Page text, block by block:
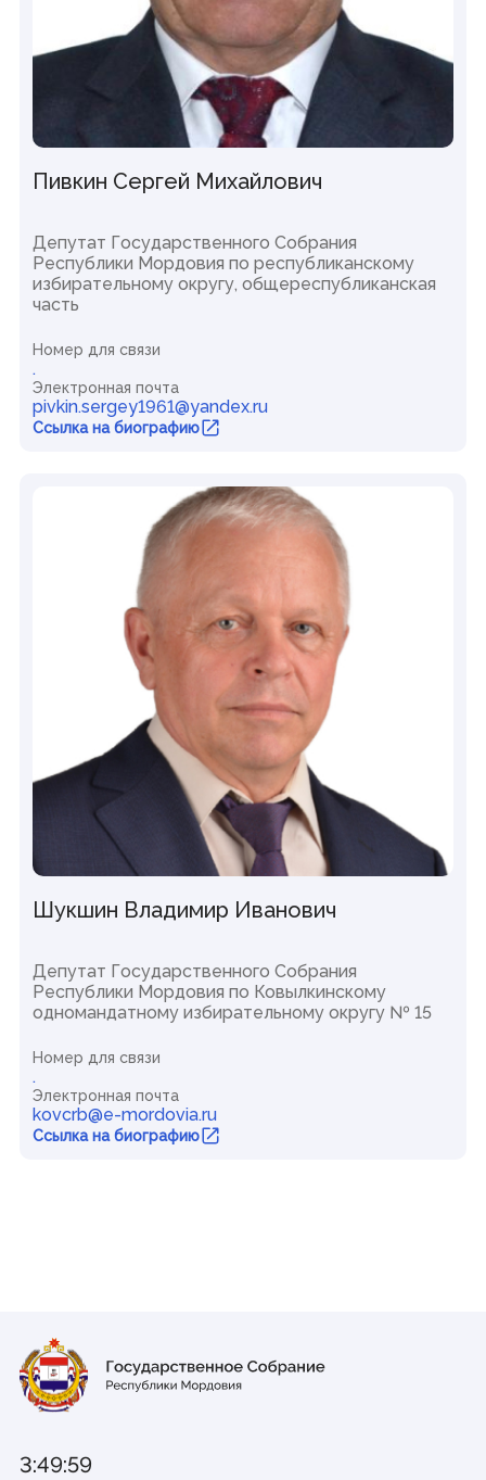
Пивкин Сергей Михайлович
Депутат Государственного Собрания
Республики Мордовия по республиканскому
избирательному округу, общереспубликанская
часть
Номер для связи
.
Электронная почта
pivkin.sergey1961@yandex.ru
Ссылка на биографию
Шукшин Владимир Иванович
Депутат Государственного Собрания
Республики Мордовия по Ковылкинскому
одномандатному избирательному округу № 15
Номер для связи
.
Электронная почта
kovcrb@e-mordovia.ru
Ссылка на биографию
3:49:59